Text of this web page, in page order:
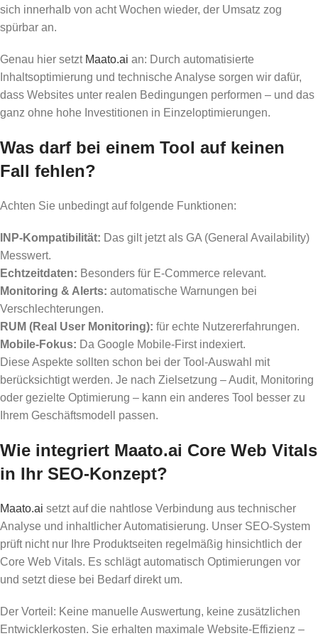
sich innerhalb von acht Wochen wieder, der Umsatz zog
spürbar an.
Genau hier setzt Maato.ai an: Durch automatisierte
Inhaltsoptimierung und technische Analyse sorgen wir dafür,
dass Websites unter realen Bedingungen performen – und das
ganz ohne hohe Investitionen in Einzeloptimierungen.
Was darf bei einem Tool auf keinen
Fall fehlen?
Achten Sie unbedingt auf folgende Funktionen:
INP-Kompatibilität: Das gilt jetzt als GA (General Availability)
Messwert.
Echtzeitdaten: Besonders für E-Commerce relevant.
Monitoring & Alerts: automatische Warnungen bei
Verschlechterungen.
RUM (Real User Monitoring): für echte Nutzererfahrungen.
Mobile-Fokus: Da Google Mobile-First indexiert.
Diese Aspekte sollten schon bei der Tool-Auswahl mit
berücksichtigt werden. Je nach Zielsetzung – Audit, Monitoring
oder gezielte Optimierung – kann ein anderes Tool besser zu
Ihrem Geschäftsmodell passen.
Wie integriert Maato.ai Core Web Vitals
in Ihr SEO-Konzept?
Maato.ai setzt auf die nahtlose Verbindung aus technischer
Analyse und inhaltlicher Automatisierung. Unser SEO-System
prüft nicht nur Ihre Produktseiten regelmäßig hinsichtlich der
Core Web Vitals. Es schlägt automatisch Optimierungen vor
und setzt diese bei Bedarf direkt um.
Der Vorteil: Keine manuelle Auswertung, keine zusätzlichen
Entwicklerkosten. Sie erhalten maximale Website-Effizienz –